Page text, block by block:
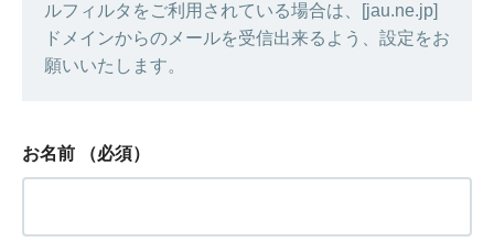
ルフィルタをご利用されている場合は、[jau.ne.jp]
ドメインからのメールを受信出来るよう、設定をお
願いいたします。
お名前 （必須）